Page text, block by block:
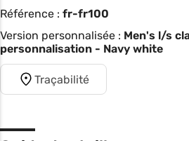
Référence : fr-fr100
Version personnalisée : Men's l/s
personnalisation - Navy white
Traçabilité